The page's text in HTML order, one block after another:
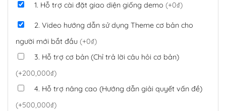
1. Hỗ trợ cài đặt giao diện giống demo (+0₫)
2. Video hướng dẫn sử dụng Theme cơ bản cho
người mới bắt đầu (+0₫)
3. Hỗ trợ cơ bản (Chỉ trả lời câu hỏi cơ bản)
(+200,000₫)
4. Hỗ trợ nâng cao (Hướng dẫn giải quyết vấn đề)
(+500,000₫)